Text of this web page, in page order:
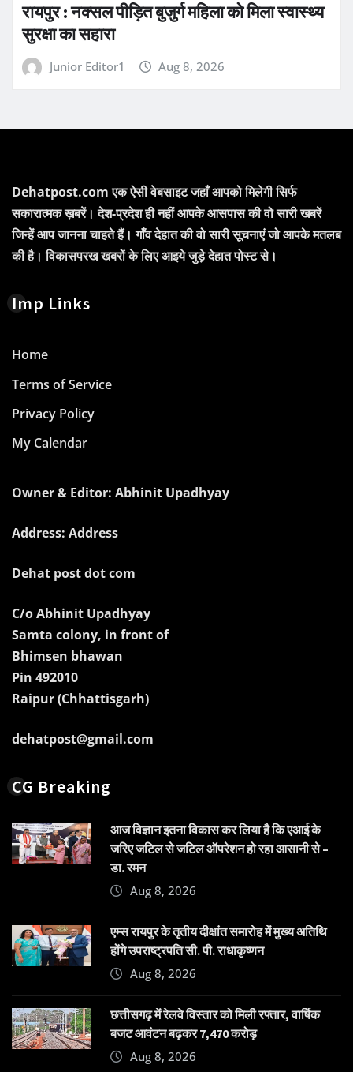
रायपुर : नक्सल पीड़ित बुजुर्ग महिला को मिला स्वास्थ्य
सुरक्षा का सहारा
Junior Editor1 Aug 8, 2026
Dehatpost.com एक ऐसी वेबसाइट जहाँ आपको मिलेगी सिर्फ
सकारात्मक ख़बरें। देश-प्रदेश ही नहीं आपके आसपास की वो सारी खबरें
जिन्हें आप जानना चाहते हैं। गाँव देहात की वो सारी सूचनाएं जो आपके मतलब
की है। विकासपरख खबरों के लिए आइये जुड़े देहात पोस्ट से।
Imp Links
Home
Terms of Service
Privacy Policy
My Calendar
Owner & Editor: Abhinit Upadhyay
Address: Address
Dehat post dot com
C/o Abhinit Upadhyay
Samta colony, in front of
Bhimsen bhawan
Pin 492010
Raipur (Chhattisgarh)
dehatpost@gmail.com
CG Breaking
आज विज्ञान इतना विकास कर लिया है कि एआई के
जरिए जटिल से जटिल ऑपरेशन हो रहा आसानी से –
डा. रमन
Aug 8, 2026
एम्स रायपुर के तृतीय दीक्षांत समारोह में मुख्य अतिथि
होंगे उपराष्ट्रपति सी. पी. राधाकृष्णन
Aug 8, 2026
छत्तीसगढ़ में रेलवे विस्तार को मिली रफ्तार, वार्षिक
बजट आवंटन बढ़कर 7,470 करोड़
Aug 8, 2026